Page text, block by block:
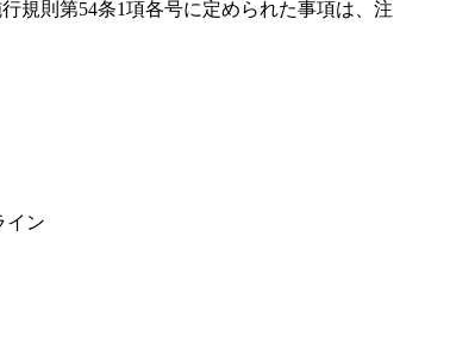
規則第54条1項各号に定められた事項は、注
イン